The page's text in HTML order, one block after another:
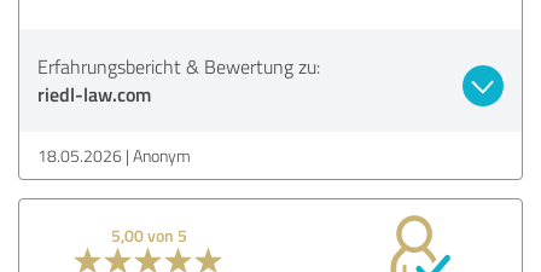
Erfahrungsbericht & Bewertung zu:
riedl-law.com
18.05.2026 Anonym
5,00 von 5